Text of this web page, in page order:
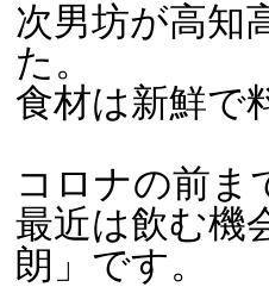
次男坊が高知
た。
食材は新鮮で
コロナの前ま
最近は飲む機
朗」です。